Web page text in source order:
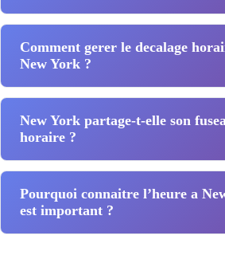
Comment gerer le decalage
New York ?
New York partage-t-elle son
horaire ?
Pourquoi connaitre l’heure a
est important ?